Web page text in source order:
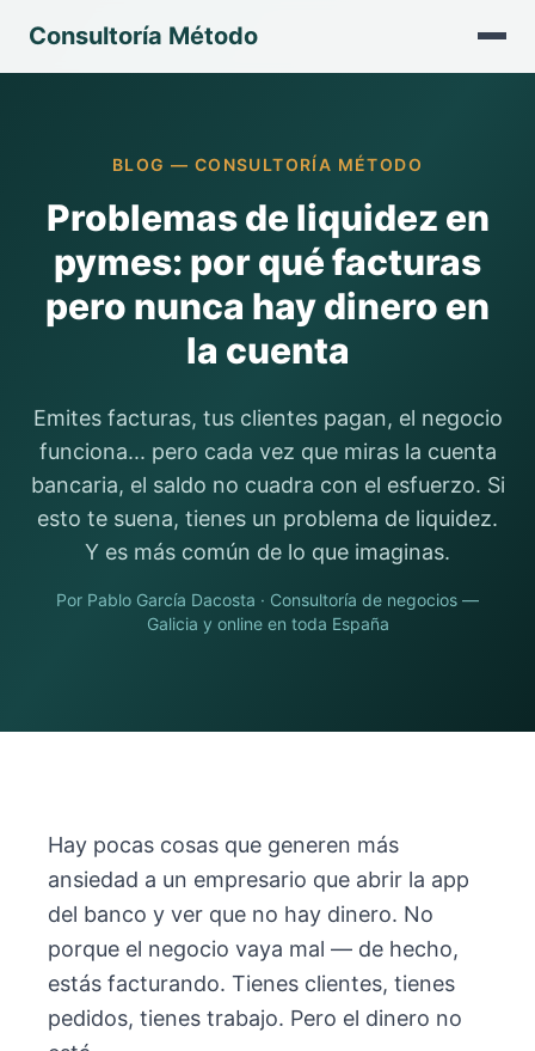
Consultoría Método
BLOG — CONSULTORÍA MÉTODO
Problemas de liquidez en
pymes: por qué facturas
pero nunca hay dinero en
la cuenta
Emites facturas, tus clientes pagan, el negocio
funciona... pero cada vez que miras la cuenta
bancaria, el saldo no cuadra con el esfuerzo. Si
esto te suena, tienes un problema de liquidez.
Y es más común de lo que imaginas.
Por Pablo García Dacosta · Consultoría de negocios —
Galicia y online en toda España
Hay pocas cosas que generen más
ansiedad a un empresario que abrir la app
del banco y ver que no hay dinero. No
porque el negocio vaya mal — de hecho,
estás facturando. Tienes clientes, tienes
pedidos, tienes trabajo. Pero el dinero no